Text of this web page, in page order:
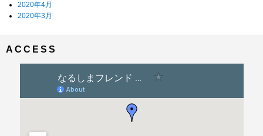
2020年4月
2020年3月
ACCESS